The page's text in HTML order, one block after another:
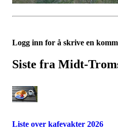
Logg inn for å skrive en
Siste fra Midt-
Liste over kafevakter 2026